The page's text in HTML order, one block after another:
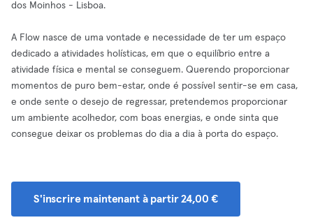
dos Moinhos - Lisboa.
A Flow nasce de uma vontade e necessidade de ter um espaço
dedicado a atividades holísticas, em que o equilíbrio entre a
atividade física e mental se conseguem. Querendo proporcionar
momentos de puro bem-estar, onde é possível sentir-se em casa,
e onde sente o desejo de regressar, pretendemos proporcionar
um ambiente acolhedor, com boas energias, e onde sinta que
consegue deixar os problemas do dia a dia à porta do espaço.
S'inscrire maintenant à partir 24,00 €